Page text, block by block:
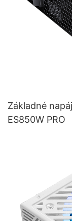
Základné
ES850W PRO